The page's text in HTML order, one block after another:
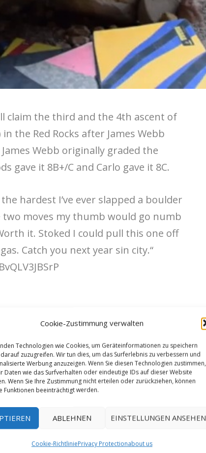
Cookie-Zustimmung verwalten
Technologien wie Cookies, um Geräteinformationen zu speichern
zuzugreifen. Wir tun dies, um das Surferlebnis zu verbessern und
Werbung anzuzeigen. Wenn Sie diesen Technologien zustimmen,
Daten wie das Surfverhalten oder eindeutige IDs auf dieser Website
Wenn Sie Ihre Zustimmung nicht erteilen oder zurückziehen, können
Funktionen beeinträchtigt werden.
ABLEHNEN EINSTELLUNGEN ANSEHEN
Cookie-RichtliniePrivacy Protectionabout us
claim the third and the 4th ascent of
the Red Rocks after James Webb
Webb originally graded the
gave it 8B+/C and Carlo gave it 8C.
hardest I’ve ever slapped a boulder
two moves my thumb would go numb
it. Stoked I could pull this one off
Catch you next year sin city.“